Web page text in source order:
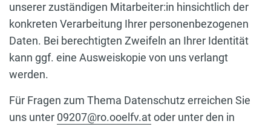
unserer zuständigen Mitarbeiter:in hinsichtlich der
konkreten Verarbeitung Ihrer personenbezogenen
Daten. Bei berechtigten Zweifeln an Ihrer Identität
kann ggf. eine Ausweiskopie von uns verlangt
werden.
Für Fragen zum Thema Datenschutz erreichen Sie
uns unter 09207@ro.ooelfv.atoder unter den in